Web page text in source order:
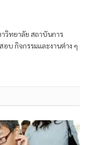
าวิทยาลัย สถาบันการ
บ กิจกรรมและงานต่าง ๆ